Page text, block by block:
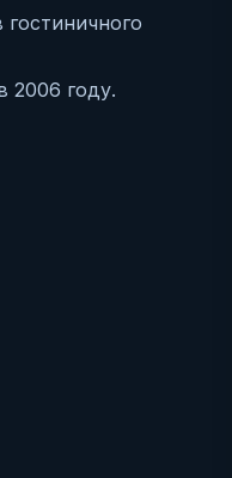
2006 году.